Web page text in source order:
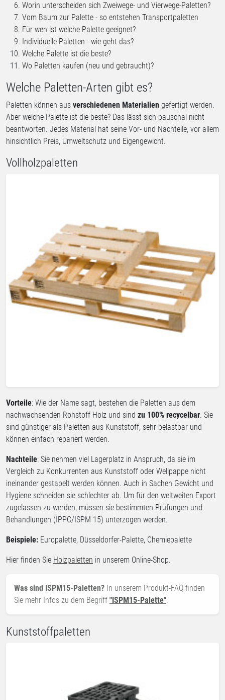
Worin unterscheiden sich Zweiwege- und Vierwege-Paletten?
Vom Baum zur Palette - so entstehen Transportpaletten
Für wen ist welche Palette geeignet?
Individuelle Paletten - wie geht das?
Welche Palette ist die beste?
Wo Paletten kaufen (neu und gebraucht)?
Welche Paletten-Arten gibt es?
Paletten können aus verschiedenen Materialien gefertigt werden.
Aber welche Palette ist die beste? Das lässt sich pauschal nicht
beantworten. Jedes Material hat seine Vor- und Nachteile, vor allem
hinsichtlich Preis, Umweltschutz und Eigengewicht.
Vollholzpaletten
Vorteile: Wie der Name sagt, bestehen die Paletten aus dem
nachwachsenden Rohstoff Holz und sind zu 100% recycelbar. Sie
sind günstiger als Paletten aus Kunststoff, sehr belastbar und
können einfach repariert werden.
Nachteile: Sie nehmen viel Lagerplatz in Anspruch, da sie im
Vergleich zu Konkurrenten aus Kunststoff oder Wellpappe nicht
ineinander gestapelt werden können. Auch in Sachen Gewicht und
Hygiene schneiden sie schlechter ab. Um für den weltweiten Export
zugelassen zu werden, müssen sie bestimmten Prüfungen und
Behandlungen (IPPC/ISPM 15) unterzogen werden.
Beispiele: Europalette, Düsseldorfer-Palette, Chemiepalette
Hier finden Sie Holzpaletten in unserem Online-Shop.
Was sind ISPM15-Paletten? In unserem Produkt-FAQ finden
Sie mehr Infos zu dem Begriff "ISPM15-Palette".
Kunststoffpaletten